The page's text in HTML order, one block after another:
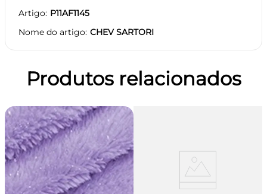
Artigo P11AF1145
Nome do artigo CHEV SARTORI
Produtos relacionados